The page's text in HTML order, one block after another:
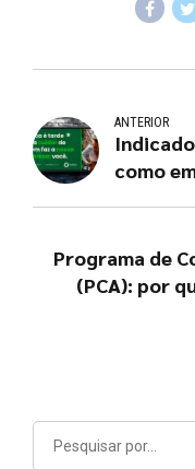
ANTERIOR
como
Programa de
(PCA): por